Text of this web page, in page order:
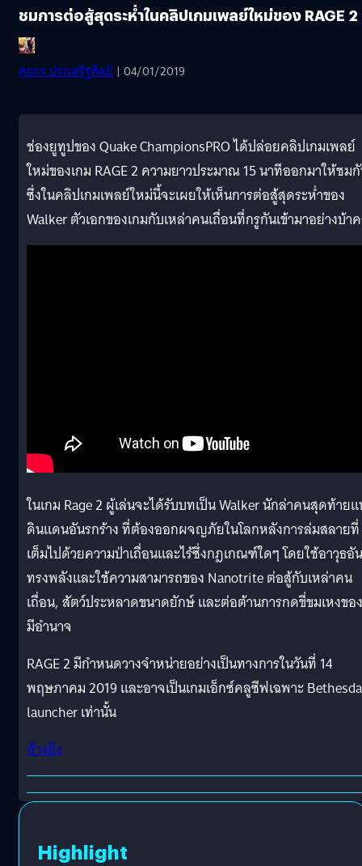
ชมการต่อสู้สุดระห่ำในคลิปเกมเพลย์ใหม่ของ RAGE 2
ศุภกร ประเสริฐศิลป์ | 04/01/2019
ช่องยูทูปของ Quake ChampionsPRO ได้ปล่อยคลิปเกมเพลย์
ใหม่ของเกม RAGE 2 ความยาวประมาณ 15 นาทีออกมาให้ชม
ซึ่งในคลิปเกมเพลย์ใหม่นี้จะเผยให้เห็นการต่อสู้สุดระห่ำของ
Walker ตัวเอกของเกมกับเหล่าคนเถื่อนที่กรูกันเข้ามาอย่างบ้า
ในเกม Rage 2 ผู้เล่นจะได้รับบทเป็น Walker นักล่าคนสุดท้าย
ดินแดนอันรกร้าง ที่ต้องออกผจญภัยในโลกหลังการล่มสลายที่
เต็มไปด้วยความป่าเถื่อนและไร้ซึ่งกฎเกณฑ์ใดๆ โดยใช้อาวุธอัน
ทรงพลังและใช้ความสามารถของ Nanotrite ต่อสู้กับเหล่าคน
เถื่อน, สัตว์ประหลาดขนาดยักษ์ และต่อต้านการกดขี่ขมเหงขอ
มีอำนาจ
RAGE 2 มีกำหนดวางจำหน่ายอย่างเป็นทางการในวันที่ 14
พฤษภาคม 2019 และอาจเป็นเกมเอ็กซ์คลูซีฟเฉพาะ Bethesda
launcher เท่านั้น
อ้างอิง
Highlight